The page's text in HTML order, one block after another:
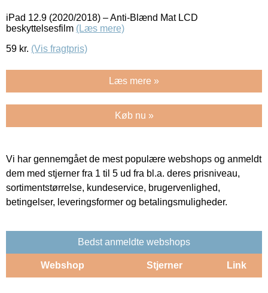
iPad 12.9 (2020/2018) – Anti-Blænd Mat LCD
beskyttelsesfilm (Læs mere)
59 kr. (Vis fragtpris)
Læs mere »
Køb nu »
Vi har gennemgået de mest populære webshops og anmeldt
dem med stjerner fra 1 til 5 ud fra bl.a. deres prisniveau,
sortimentstørrelse, kundeservice, brugervenlighed,
betingelser, leveringsformer og betalingsmuligheder.
Bedst anmeldte webshops
Webshop Stjerner Link